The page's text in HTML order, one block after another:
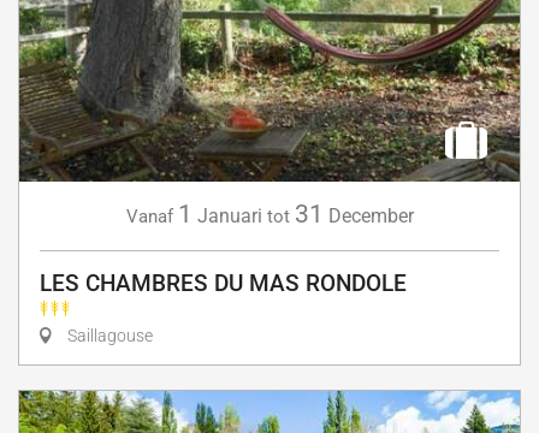
Vanaf 1 Januari tot 31 December
LES CHAMBRES DU MAS RONDOLE
Saillagouse